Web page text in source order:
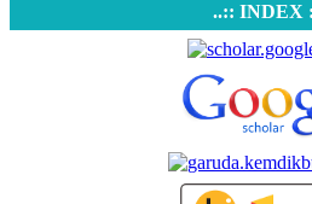
..:: INDEX